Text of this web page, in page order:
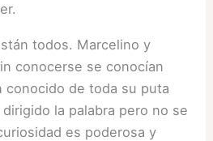
todos. Marcelino y
conocerse se conocían
conocido de toda su puta
la palabra pero no se
es poderosa y